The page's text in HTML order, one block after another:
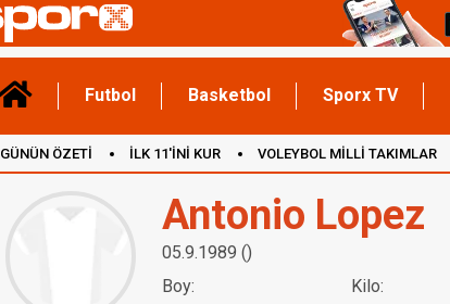
Futbol Basketbol Sporx TV
GÜNÜN ÖZETİ İLK 11'İNİ KUR VOLEYBOL MİLLİ TAKIMLAR
Antonio Lopez
05.9.1989 ()
Boy:
Kilo: